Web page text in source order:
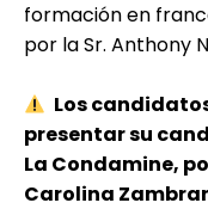
formación en
por la Sr. Anthony
Los
presentar su
La Condamine,
Carolina